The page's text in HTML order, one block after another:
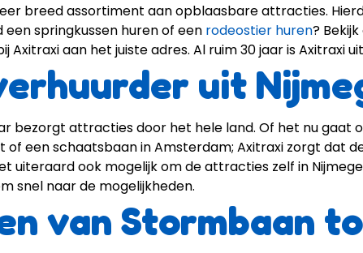
breed assortiment aan opblaasbare attracties.
eenspringkussen hurenof een rodeostier huren?
Axitraxi aan het juiste adres. Al ruim 30 jaar is Axitraxi
uit
bezorgt attracties door het hele land. Of het nu gaat
of een schaatsbaan in Amsterdam; Axitraxi zorgt dat
uiteraard ook mogelijk om de attracties zelf in
snel naar de mogelijkheden.
van Stormbaan